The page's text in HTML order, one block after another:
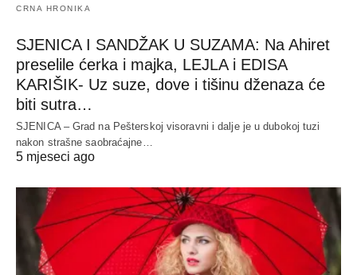
CRNA HRONIKA
SJENICA I SANDŽAK U SUZAMA: Na Ahiret
preselile ćerka i majka, LEJLA i EDISA
KARIŠIK- Uz suze, dove i tišinu dženaza će
biti sutra…
SJENICA – Grad na Pešterskoj visoravni i dalje je u dubokoj tuzi
nakon strašne saobraćajne…
5 mjeseci ago